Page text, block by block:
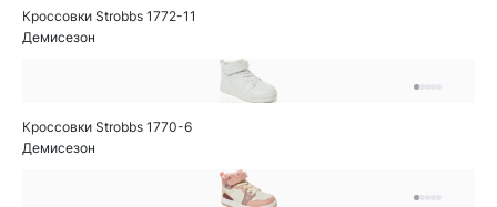
Кроссовки Strobbs 1772-11
Демисезон
Кроссовки Strobbs 1770-6
Демисезон